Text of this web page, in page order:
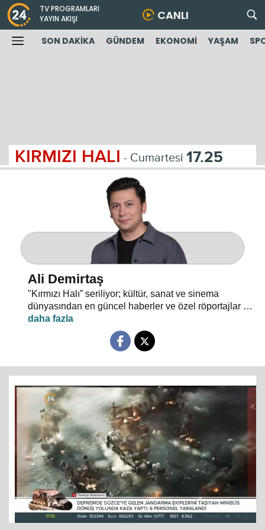
TV PROGRAMLARI
YAYIN AKIŞI
CANLI
SON DAKİKA GÜNDEM EKONOMİ YAŞAM
KIRMIZI HALI - Cumartesi 17.25
Ali Demirtaş
"Kırmızı Halı” seriliyor; kültür, sanat ve sinema
dünyasından en güncel haberler ve özel röportajlar 24
TV ekranından evlerinize konuk oluyor.